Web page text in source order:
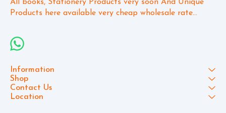
All books, Stationery Products very soon And Unique
Products here available very cheap wholesale rate...
Information
Shop
Contact Us
Location